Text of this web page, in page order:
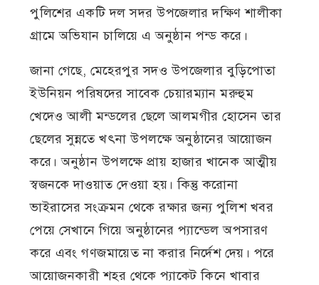
পুলিশের একটি দল সদর উপজেলার দক্ষিণ শালীকা
গ্রামে অভিযান চালিয়ে এ অনুষ্ঠান পন্ড করে।
জানা গেছে, মেহেরপুর সদও উপজেলার বুড়িপোতা
ইউনিয়ন পরিষদের সাবেক চেয়ারম্যান মরুহুম
খেদেও আলী মন্ডলের ছেলে আলমগীর হোসেন তার
ছেলের সুন্নতে খৎনা উপলক্ষে অনুষ্ঠানের আয়োজন
করে। অনুষ্ঠান উপলক্ষে প্রায় হাজার খানেক আত্মীয়
স্বজনকে দাওয়াত দেওয়া হয়। কিন্তু করোনা
ভাইরাসের সংক্রমন থেকে রক্ষার জন্য পুলিশ খবর
পেয়ে সেখানে গিয়ে অনুষ্ঠানের প্যান্ডেল অপসারণ
করে এবং গণজমায়েত না করার নির্দেশ দেয়। পরে
আয়োজনকারী শহর থেকে প্যাকেট কিনে খাবার